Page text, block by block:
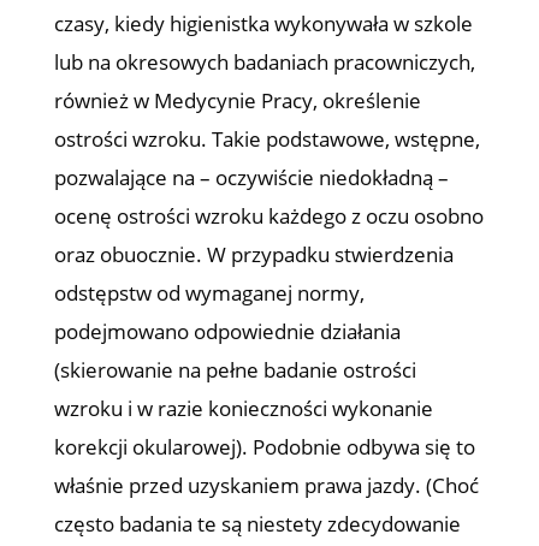
czasy, kiedy higienistka wykonywała w szkole
lub na okresowych badaniach pracowniczych,
również w Medycynie Pracy, określenie
ostrości wzroku. Takie podstawowe, wstępne,
pozwalające na – oczywiście niedokładną –
ocenę ostrości wzroku każdego z oczu osobno
oraz obuocznie. W przypadku stwierdzenia
odstępstw od wymaganej normy,
podejmowano odpowiednie działania
(skierowanie na pełne badanie ostrości
wzroku i w razie konieczności wykonanie
korekcji okularowej). Podobnie odbywa się to
właśnie przed uzyskaniem prawa jazdy. (Choć
często badania te są niestety zdecydowanie